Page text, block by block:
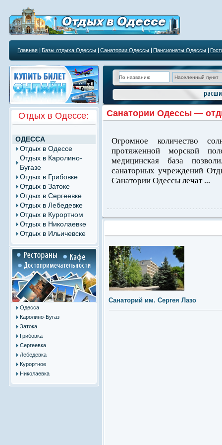
Главная Базы отдыха Одессы Санатории Одессы Пансионаты Одессы
Курортным учреждениям
Отдых в Одессе:
ОДЕССА
Отдых в Одессе
Отдых в Каролино-
Бугазе
Отдых в Грибовке
Отдых в Затоке
Отдых в Сергеевке
Отдых в Лебедевке
Отдых в Курортном
Отдых в Николаевке
Отдых в Ильичевске
Одесса
Каролино-Бугаз
Затока
Грибовка
Сергеевка
Лебедевка
Курортное
Николаевка
Санатории Одессы —
Огромное количество
протяженной морской
медицинская база
санаторных учреждений
Санатории Одессы лечат ...
Санаторий им. Сергея Лазо